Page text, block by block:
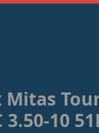
Mitas
3.50-10